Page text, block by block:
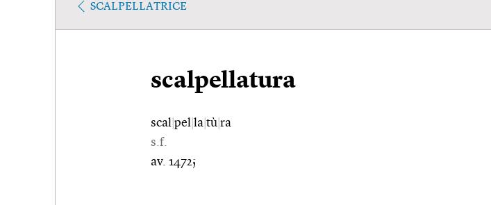
SCALPELLATRICE
scalpellatura
scal pel la tù ra
s.f.
av. 1472;